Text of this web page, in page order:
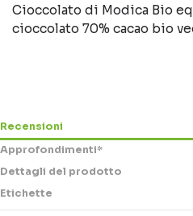
Cioccolato di Modica Bio
cioccolato 70% cacao bio
Recensioni
Approfondimenti*
Dettagli del prodotto
Etichette